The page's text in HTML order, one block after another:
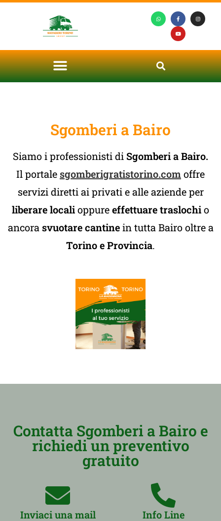
Sgomberi a Bairo
Siamo i professionisti di Sgomberi a Bairo.
Il portale sgomberigratistorino.comoffre
servizi diretti ai privati e alle aziende per
liberare localioppureeffettuare traslochio
ancora svuotare cantinein tutta Bairo oltre a
Torino e Provincia.
Contatta Sgomberi a Bairo e
richiedi un preventivo
gratuito
Inviaci una mail Info Line